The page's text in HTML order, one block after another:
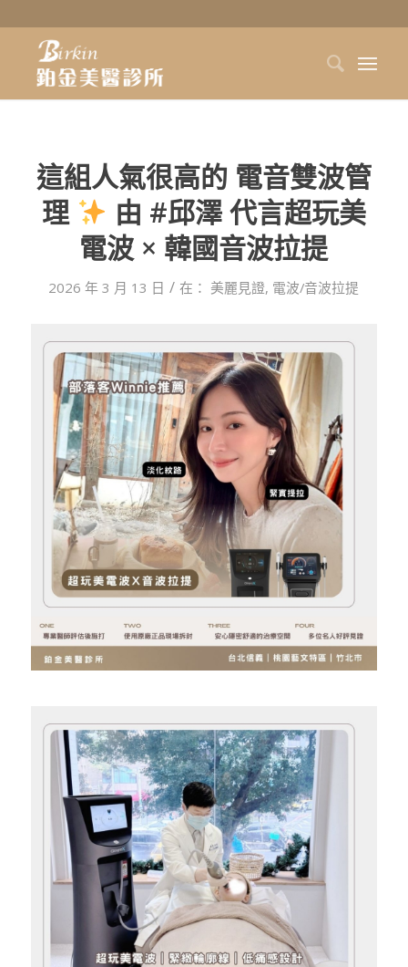
這組人氣很高的 電音雙波管
理
由 #邱澤 代言超玩美
電波 × 韓國音波拉提
2026 年 3 月 13 日 / 在： 美麗見證, 電波/音波拉提